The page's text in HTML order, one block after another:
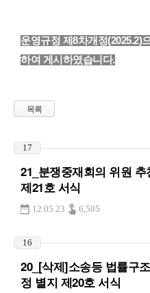
운영규정 제8차개정(2025.2)
하여 게시하였습니다.
목록
17
21_분쟁중재회의 위원
제21호 서식
12.05.23 6,505
16
20_[삭제]소송등 법률구
정 별지 제20호 서식